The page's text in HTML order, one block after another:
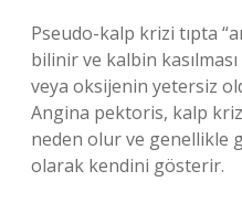
Pseudo-kalp krizi tıpta
bilinir ve kalbin
veya oksijenin yetersiz
Angina pektoris, kalp
neden olur ve genellikle
olarak kendini gösterir.